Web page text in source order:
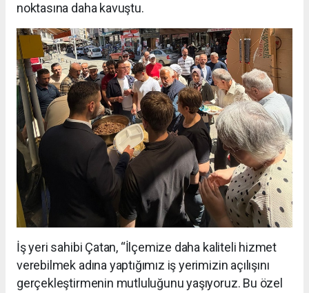
noktasına daha kavuştu.
İş yeri sahibi Çatan, “İlçemize daha kaliteli hizmet
verebilmek adına yaptığımız iş yerimizin açılışını
gerçekleştirmenin mutluluğunu yaşıyoruz. Bu özel